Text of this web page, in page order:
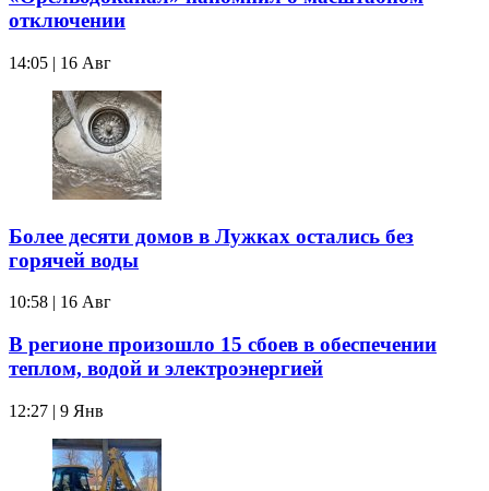
отключении
14:05 | 16 Авг
Более десяти домов в Лужках остались без
горячей воды
10:58 | 16 Авг
В регионе произошло 15 сбоев в обеспечении
теплом, водой и электроэнергией
12:27 | 9 Янв